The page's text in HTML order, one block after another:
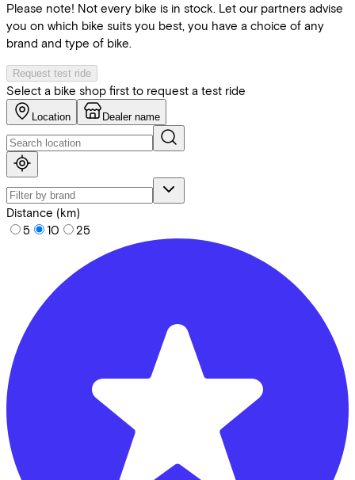
Please note! Not every bike is in stock. Let our partners advise
you on which bike suits you best, you have a choice of any
brand and type of bike.
Request test ride
Select a bike shop first to request a test ride
Location Dealer name
Distance (km)
5
10 25